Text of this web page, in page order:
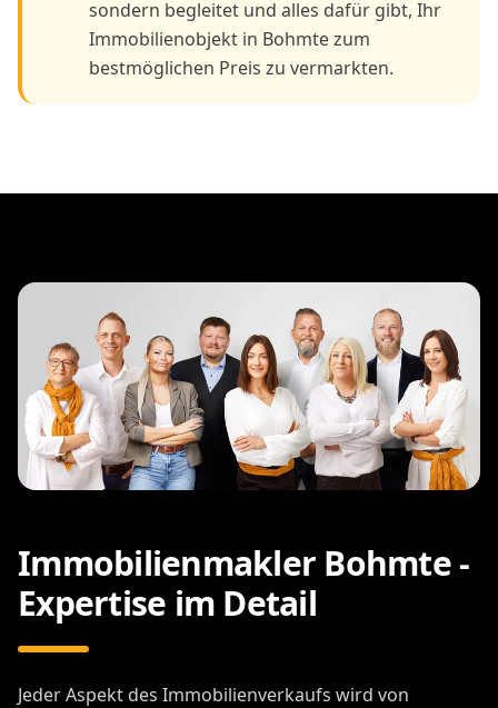
sondern begleitet und alles dafür gibt, Ihr
Immobilienobjekt in Bohmte zum
bestmöglichen Preis zu vermarkten.
Immobilienmakler Bohmte -
Expertise im Detail
Jeder Aspekt des Immobilienverkaufs wird von